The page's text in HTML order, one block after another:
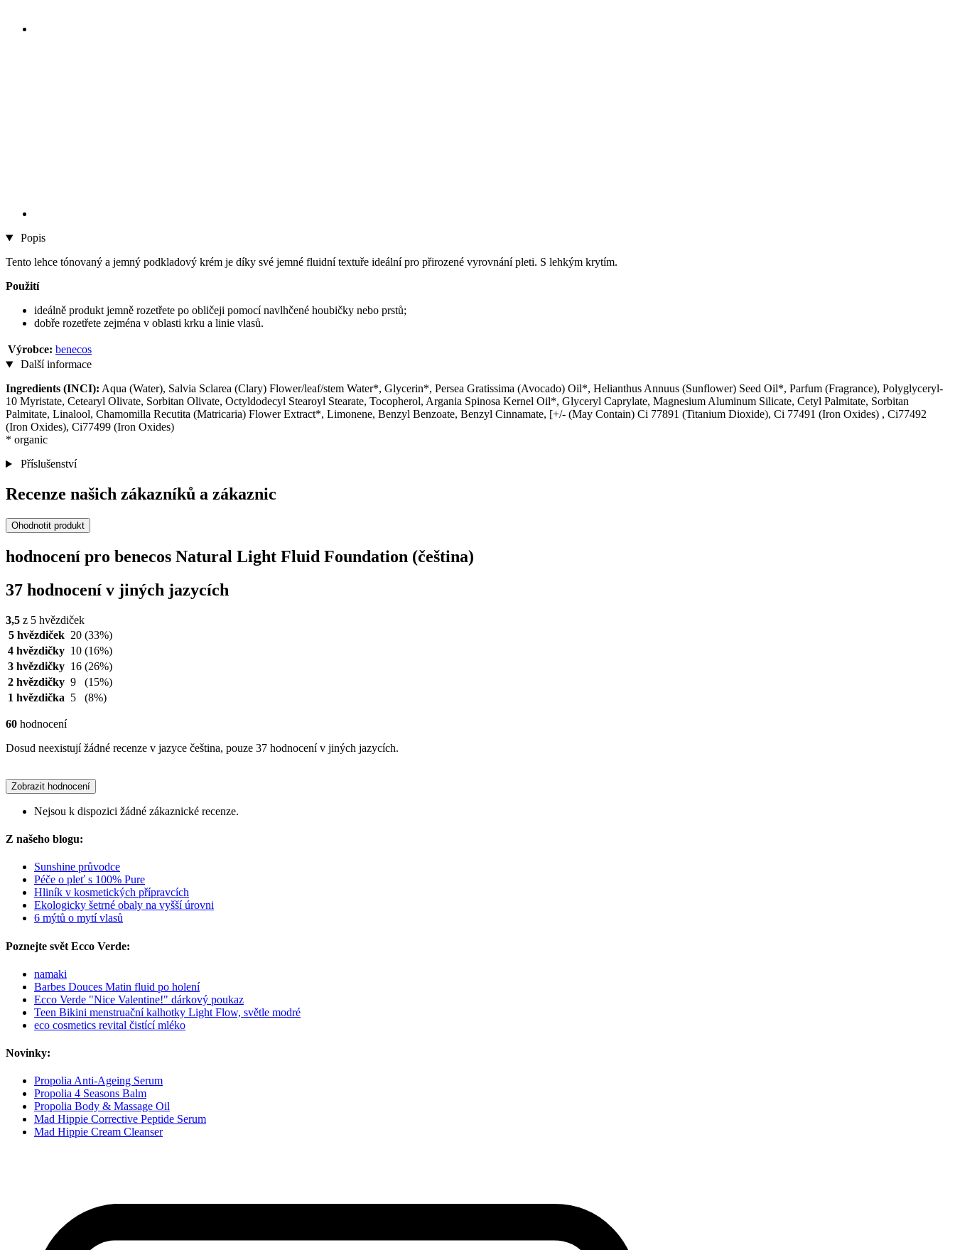
Popis
Tento lehce tónovaný a jemný podkladový krém je díky své jemné fluidní textuře ideální pro přirozené vyrovnání pleti. S lehkým krytím.
Použití
ideálně produkt jemně rozetřete po obličeji pomocí navlhčené houbičky nebo prstů;
dobře rozetřete zejména v oblasti krku a linie vlasů.
Výrobce: benecos
Další informace
Ingredients (INCI): Aqua (Water), Salvia Sclarea (Clary) Flower/leaf/stem Water*, Glycerin*, Persea Gratissima (Avocado) Oil*, Helianthus Annuus (Sunflower) Seed Oil*, Parfum (Fragrance), Polyglyceryl-
10 Myristate, Cetearyl Olivate, Sorbitan Olivate, Octyldodecyl Stearoyl Stearate, Tocopherol, Argania Spinosa Kernel Oil*, Glyceryl Caprylate, Magnesium Aluminum Silicate, Cetyl Palmitate, Sorbitan
Palmitate, Linalool, Chamomilla Recutita (Matricaria) Flower Extract*, Limonene, Benzyl Benzoate, Benzyl Cinnamate, [+/- (May Contain) Ci 77891 (Titanium Dioxide), Ci 77491 (Iron Oxides) , Ci77492
(Iron Oxides), Ci77499 (Iron Oxides)
* organic
Příslušenství
Recenze našich zákazníků a zákaznic
Ohodnotit produkt
hodnocení pro benecos Natural Light Fluid Foundation (čeština)
37 hodnocení v jiných jazycích
3,5 z 5 hvězdiček
5 hvězdiček 20 (33%)
4 hvězdičky 10 (16%)
3 hvězdičky 16 (26%)
2 hvězdičky 9
(15%)
1 hvězdička 5 (8%)
60 hodnocení
Dosud neexistují žádné recenze v jazyce čeština, pouze 37 hodnocení v jiných jazycích.
Zobrazit hodnocení
Nejsou k dispozici žádné zákaznické recenze.
Z našeho blogu:
Sunshine průvodce
Péče o pleť s 100% Pure
Hliník v kosmetických přípravcích
Ekologicky šetrné obaly na vyšší úrovni
6 mýtů o mytí vlasů
Poznejte svět Ecco Verde:
namaki
Barbes Douces Matin fluid po holení
Ecco Verde "Nice Valentine!" dárkový poukaz
Teen Bikini menstruační kalhotky Light Flow, světle modré
eco cosmetics revital čistící mléko
Novinky:
Propolia Anti-Ageing Serum
Propolia 4 Seasons Balm
Propolia Body & Massage Oil
Mad Hippie Corrective Peptide Serum
Mad Hippie Cream Cleanser